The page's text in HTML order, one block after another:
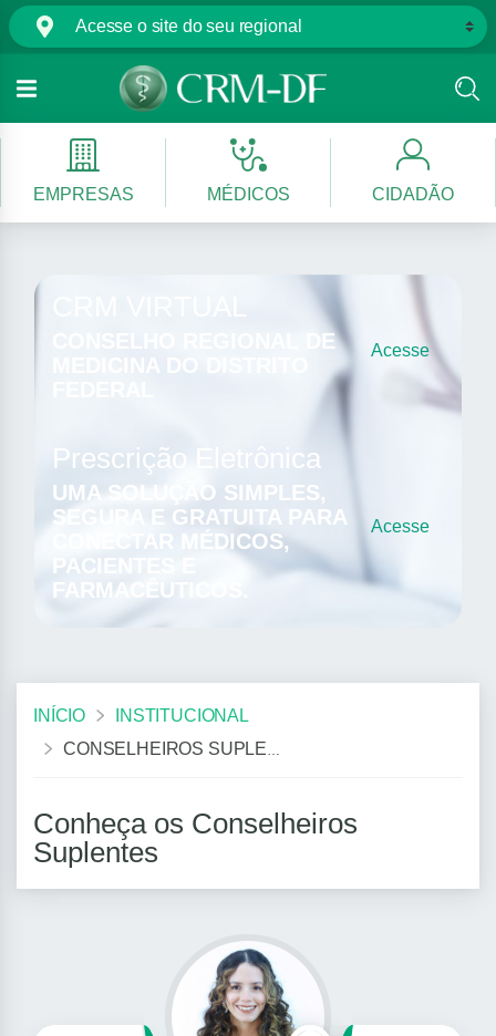
EMPRESAS MÉDICOS CIDADÃO
CONSELHO REGIONAL DE
MEDICINA DO DISTRITO
Acesse
Prescrição Eletrônica
UMA SOLUÇÃO SIMPLES,
SEGURA E GRATUITA PARA
CONECTAR MÉDICOS,
PACIENTES E
FARMACÊUTICOS.
Acesse
INÍCIO
INSTITUCIONAL
CONSELHEIROS SUPLENTES
Conheça os Conselheiros
Suplentes